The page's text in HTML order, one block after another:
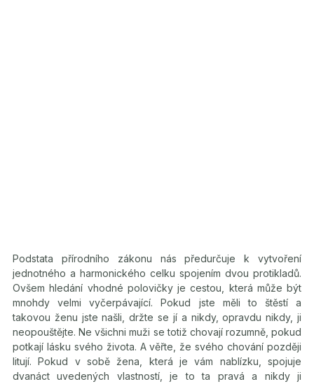
Podstata přírodního zákonu nás předurčuje k vytvoření
jednotného a harmonického celku spojením dvou protikladů.
Ovšem hledání vhodné polovičky je cestou, která může být
mnohdy velmi vyčerpávající. Pokud jste měli to štěstí a
takovou ženu jste našli, držte se jí a nikdy, opravdu nikdy, ji
neopouštějte. Ne všichni muži se totiž chovají rozumně, pokud
potkají lásku svého života. A věřte, že svého chování později
litují. Pokud v sobě žena, která je vám nablízku, spojuje
dvanáct uvedených vlastností, je to ta pravá a nikdy ji